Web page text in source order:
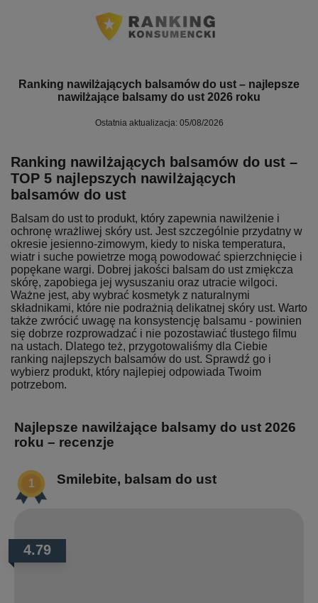
Ranking nawilżających balsamów do ust – najlepsze
nawilżające balsamy do ust 2026 roku
Ostatnia aktualizacja: 05/08/2026
Ranking nawilżających balsamów do ust –
TOP 5 najlepszych nawilżających
balsamów do ust
Balsam do ust to produkt, który zapewnia nawilżenie i
ochronę wrażliwej skóry ust. Jest szczególnie przydatny w
okresie jesienno-zimowym, kiedy to niska temperatura,
wiatr i suche powietrze mogą powodować spierzchnięcie i
popękane wargi. Dobrej jakości balsam do ust zmiękcza
skórę, zapobiega jej wysuszaniu oraz utracie wilgoci.
Ważne jest, aby wybrać kosmetyk z naturalnymi
składnikami, które nie podrażnią delikatnej skóry ust. Warto
także zwrócić uwagę na konsystencję balsamu - powinien
się dobrze rozprowadzać i nie pozostawiać tłustego filmu
na ustach. Dlatego też, przygotowaliśmy dla Ciebie
ranking najlepszych balsamów do ust. Sprawdź go i
wybierz produkt, który najlepiej odpowiada Twoim
potrzebom.
Najlepsze nawilżające balsamy do ust 2026
roku – recenzje
Smilebite, balsam do ust
4.79